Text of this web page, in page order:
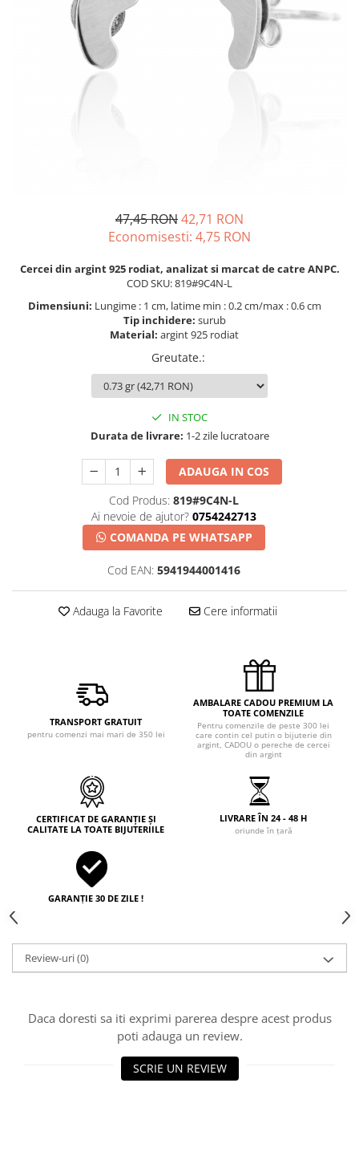
SETURI BIJUTERII
ACE DE CRAVATA
BRATARA TIP ROZARIU
LANTURI TIP ROZARIU
47,45 RON42,71 RON
Economisesti: 4,75 RON
Cercei din argint 925 rodiat, analizat si marcat de catre ANPC.
COD SKU: 819#9C4N-L
Dimensiuni: Lungime : 1 cm, latime min : 0.2 cm/max : 0.6 cm
Tip inchidere: surub
Material: argint 925 rodiat
Greutate.:
IN STOC
Durata de livrare: 1-2 zile lucratoare
ADAUGA IN COS
Cod Produs: 819#9C4N-L
Ai nevoie de ajutor? 0754242713
COMANDA PE WHATSAPP
Cod EAN: 5941944001416
Adauga la Favorite Cere informatii
TRANSPORT GRATUIT
pentru comenzi mai mari de 350 lei
AMBALARE CADOU PREMIUM LA
TOATE COMENZILE
Pentru comenzile de peste 300 lei
care contin cel putin o bijuterie din
argint, CADOU o pereche de cercei
din argint
CERTIFICAT DE GARANȚIE ȘI
CALITATE LA TOATE BIJUTERIILE
LIVRARE ÎN 24 - 48 H
oriunde în țară
GARANȚIE 30 DE ZILE !
Review-uri(0)
Daca doresti sa iti exprimi parerea despre acest produs
poti adauga un review.
SCRIE UN REVIEW